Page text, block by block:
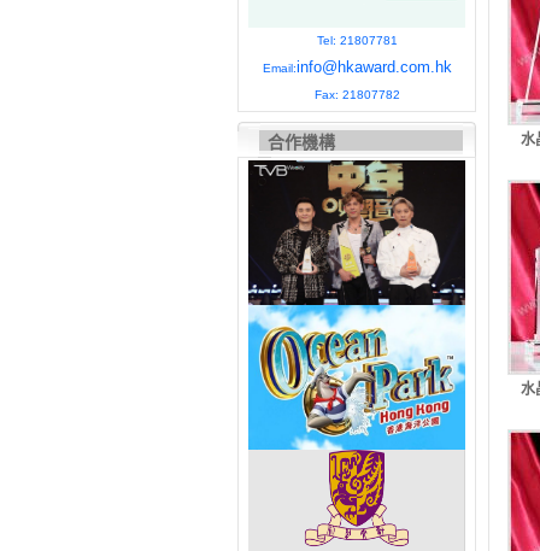
Tel: 21807781
Email:info@hkaward.com.hk
Fax: 21807782
合作機構 水
水